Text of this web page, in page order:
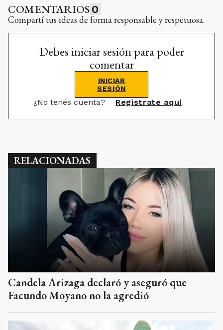
COMENTARIOS 0
Compartí tus ideas de forma responsable y respetuosa.
Debes iniciar sesión para poder
comentar
INICIAR
SESIÓN
¿No tenés cuenta? Registrate aquí
RELACIONADAS
Candela Arizaga declaró y aseguró que
Facundo Moyano no la agredió